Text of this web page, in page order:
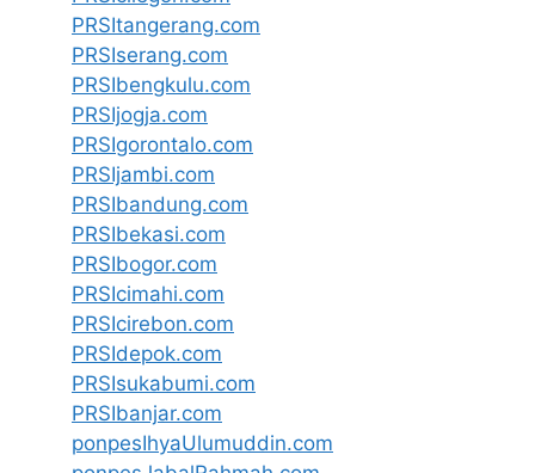
PRSItangerang.com
PRSIserang.com
PRSIbengkulu.com
PRSIjogja.com
PRSIgorontalo.com
PRSIjambi.com
PRSIbandung.com
PRSIbekasi.com
PRSIbogor.com
PRSIcimahi.com
PRSIcirebon.com
PRSIdepok.com
PRSIsukabumi.com
PRSIbanjar.com
ponpesIhyaUlumuddin.com